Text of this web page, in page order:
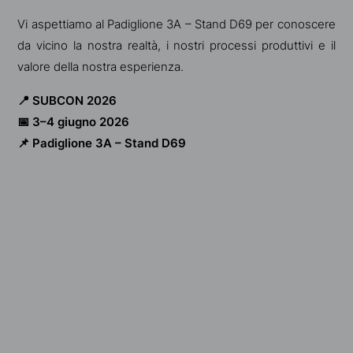
Vi aspettiamo al Padiglione 3A – Stand D69 per conoscere
da vicino la nostra realtà, i nostri processi produttivi e il
valore della nostra esperienza.
📍 SUBCON 2026
📅 3–4 giugno 2026
📌 Padiglione 3A – Stand D69